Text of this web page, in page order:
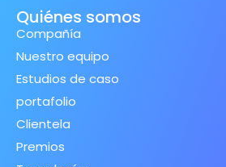
Quiénes somos
Compañía
Nuestro equipo
Estudios de caso
portafolio
Clientela
Premios